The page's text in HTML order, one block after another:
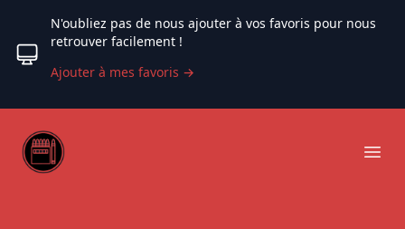
N'oubliez pas de nous ajouter à vos favoris pour nous
retrouver facilement !
Ajouter à mes favoris →
Web coloriage